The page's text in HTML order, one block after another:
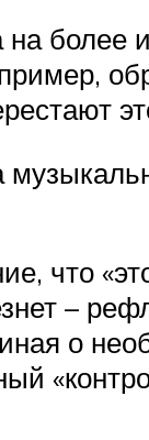
более
что
–
о